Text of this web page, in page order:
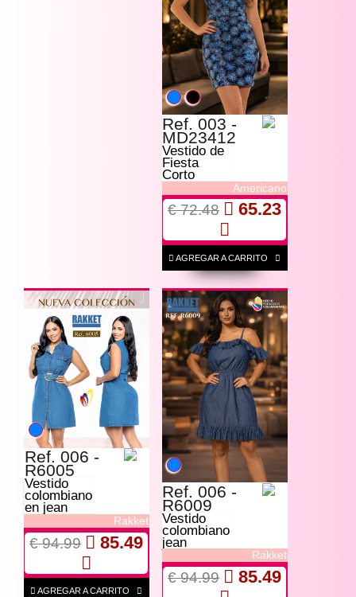
Ref. 003 -
MD23412
Vestido de
Fiesta
Corto
Americano
€ 72.48 65.23
AGREGAR A CARRITO
Ref. 006 -
R6005
Vestido
colombiano
en jean
Rakket
€ 94.99 85.49
AGREGAR A CARRITO
Ref. 006 -
R6009
Vestido
colombiano
jean
Rakket
€ 94.99 85.49